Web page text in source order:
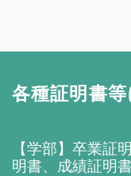
各種証明書
【学部】卒業証
明書、成績証明